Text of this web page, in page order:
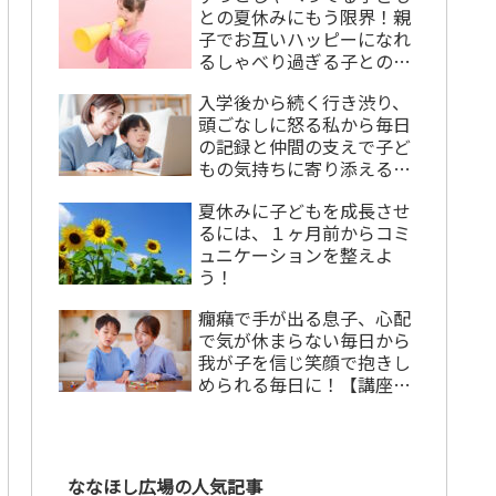
との夏休みにもう限界！親
子でお互いハッピーになれ
るしゃべり過ぎる子との上
入学後から続く行き渋り、
頭ごなしに怒る私から毎日
の記録と仲間の支えで子ど
もの気持ちに寄り添える私
声】
夏休みに子どもを成長させ
るには、１ヶ月前からコミ
ュニケーションを整えよ
う！
癇癪で手が出る息子、心配
で気が休まらない毎日から
我が子を信じ笑顔で抱きし
められる毎日に！【講座卒
ななほし広場の人気記事